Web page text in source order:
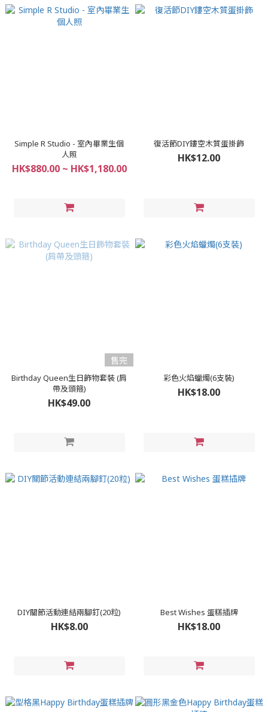
Simple R Studio - 室內畢業生個
人照
HK$880.00 ~ HK$1,180.00
復活節DIY鏤空木質蛋掛飾
HK$12.00
售完
Birthday Queen生日飾物套裝 (肩
帶及頭箍)
HK$49.00
彩色火焰蠟燭(6支裝)
HK$18.00
DIY關節活動連結兩腳釘(20粒)
HK$8.00
Best Wishes 蛋糕插牌
HK$18.00